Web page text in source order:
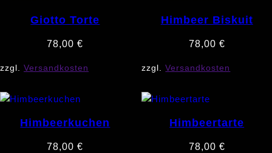
Giotto Torte
78,00€
zzgl. Versandkosten
Himbeer Biskuit
78,00 €
zzgl.Versandkosten
Himbeerkuchen
78,00€
Himbeertarte
78,00 €